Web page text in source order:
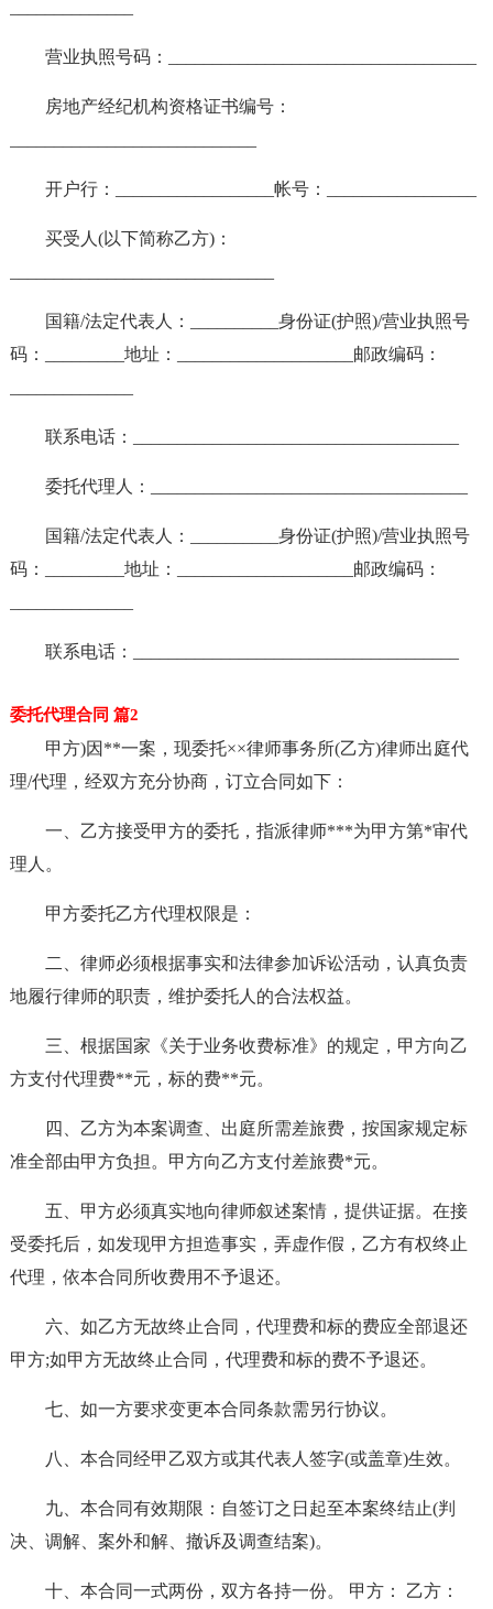
营业执照号码：___________________________________
房地产经纪机构资格证书编号：
开户行：__________________帐号：_________________
买受人(以下简称乙方)：
国籍/法定代表人：__________身份证(护照)/营业执照号
码：_________地址：____________________邮政编码：
联系电话：_____________________________________
委托代理人：____________________________________
国籍/法定代表人：__________身份证(护照)/营业执照号
码：_________地址：____________________邮政编码：
联系电话：_____________________________________
委托代理合同 篇2
甲方)因**一案，现委托××律师事务所(乙方)律师出庭代
理/代理，经双方充分协商，订立合同如下：
一、乙方接受甲方的委托，指派律师***为甲方第*审代
理人。
甲方委托乙方代理权限是：
二、律师必须根据事实和法律参加诉讼活动，认真负责
地履行律师的职责，维护委托人的合法权益。
三、根据国家《关于业务收费标准》的规定，甲方向乙
方支付代理费**元，标的费**元。
四、乙方为本案调查、出庭所需差旅费，按国家规定标
准全部由甲方负担。甲方向乙方支付差旅费*元。
五、甲方必须真实地向律师叙述案情，提供证据。在接
受委托后，如发现甲方担造事实，弄虚作假，乙方有权终止
代理，依本合同所收费用不予退还。
六、如乙方无故终止合同，代理费和标的费应全部退还
甲方;如甲方无故终止合同，代理费和标的费不予退还。
七、如一方要求变更本合同条款需另行协议。
八、本合同经甲乙双方或其代表人签字(或盖章)生效。
九、本合同有效期限：自签订之日起至本案终结止(判
决、调解、案外和解、撤诉及调查结案)。
十、本合同一式两份，双方各持一份。 甲方： 乙方：